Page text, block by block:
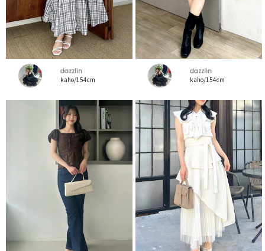
dazzlin
kaho/154cm
dazzlin
kaho/154cm